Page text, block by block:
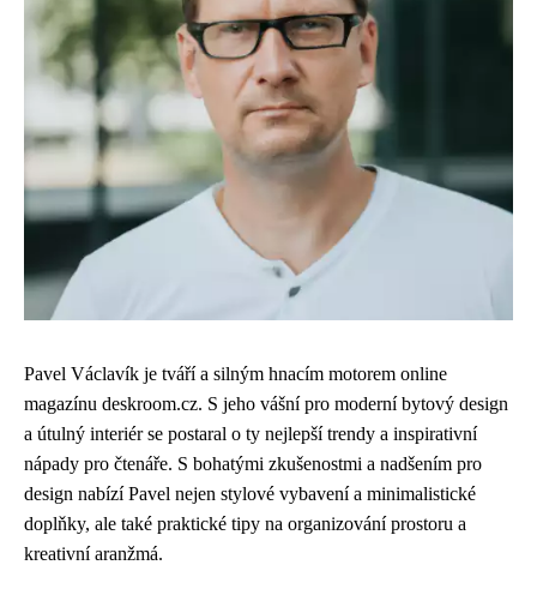
Pavel Václavík je tváří a silným hnacím motorem online
magazínu deskroom.cz. S jeho vášní pro moderní bytový design
a útulný interiér se postaral o ty nejlepší trendy a inspirativní
nápady pro čtenáře. S bohatými zkušenostmi a nadšením pro
design nabízí Pavel nejen stylové vybavení a minimalistické
doplňky, ale také praktické tipy na organizování prostoru a
kreativní aranžmá.